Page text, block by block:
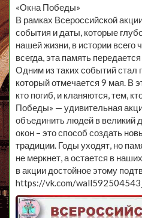
«Окна Победы»
В рамках Всероссийской
события и даты, которые
нашей жизни, в истории всего
всегда, эта память
Одним из таких событий
который отмечается 9 мая. В
кто погиб, и кланяются, тем,
Победы» — удивительная
объединить людей в великий
окон – это способ создать
традиции. Годы уходят, но
не меркнет, а остается в
в акции достойное этому
https://vk.com/